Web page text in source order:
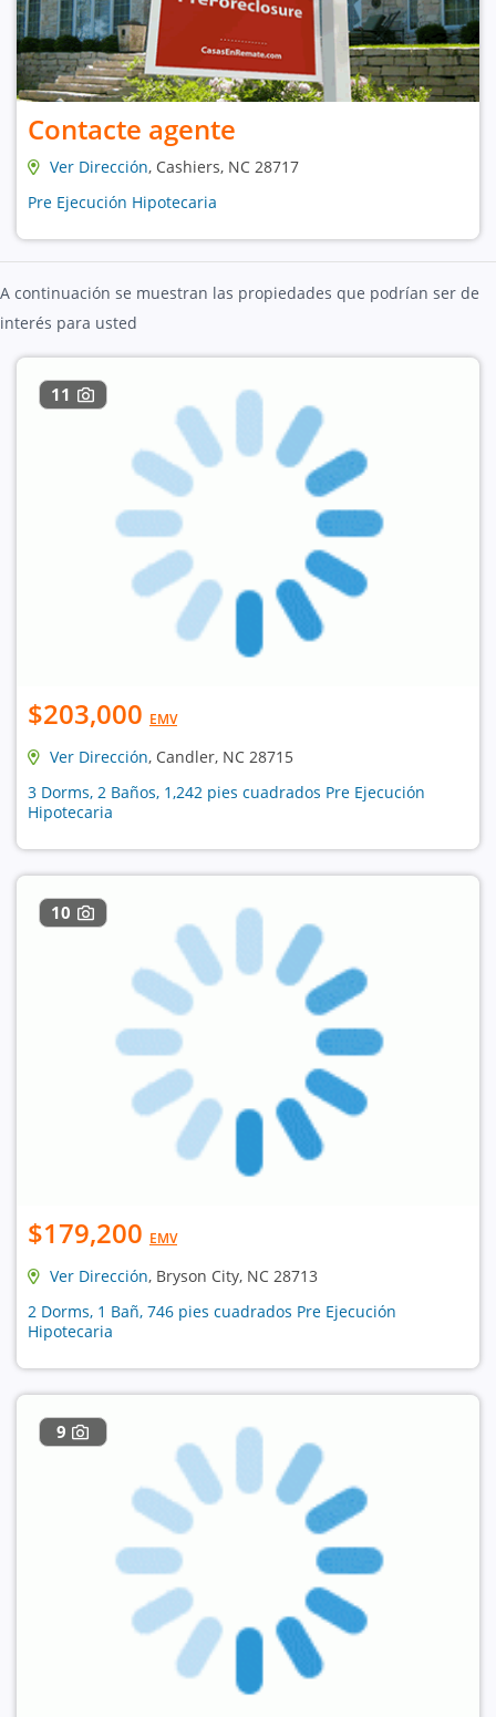
Contacte agente
Ver Dirección, Cashiers, NC 28717
Pre Ejecución Hipotecaria
A continuación se muestran las propiedades que podrían ser de
interés para usted
11
$203,000 EMV
Ver Dirección, Candler, NC 28715
3 Dorms, 2 Baños, 1,242 pies cuadrados Pre Ejecución
Hipotecaria
10
$179,200 EMV
Ver Dirección, Bryson City, NC 28713
2 Dorms, 1 Bañ, 746 pies cuadrados Pre Ejecución
Hipotecaria
9